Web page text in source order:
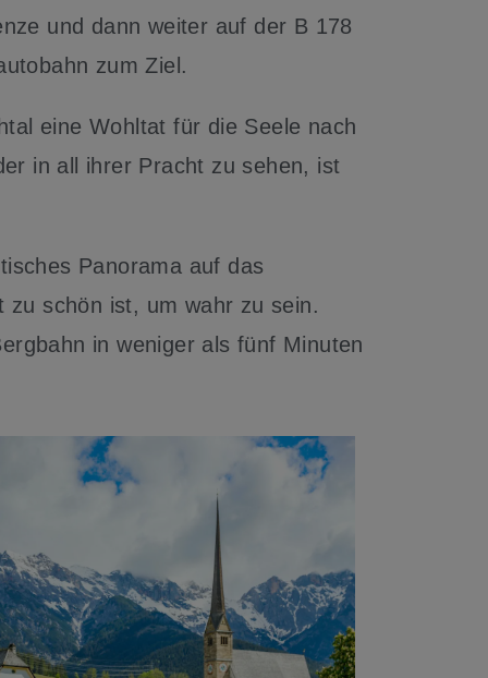
und dann weiter auf der B 178
zum Ziel.
eine Wohltat für die Seele nach
in all ihrer Pracht zu sehen, ist
Panorama auf das
schön ist, um wahr zu sein.
in weniger als fünf Minuten